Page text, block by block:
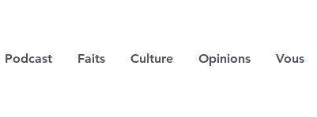
Podcast Faits Culture Opinions Vous